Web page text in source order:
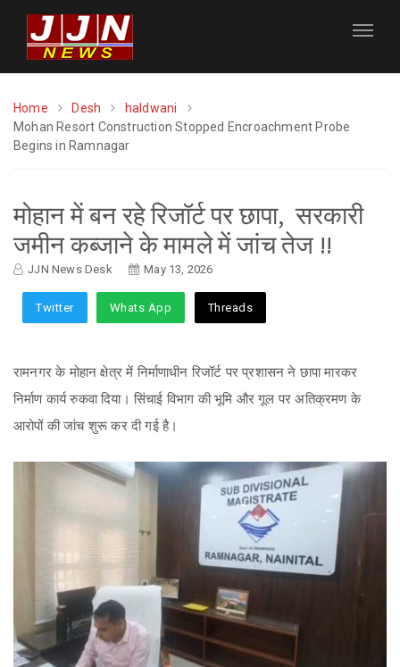
Home Desh
haldwani
Mohan Resort Construction Stopped Encroachment Probe
Begins in Ramnagar
मोहान में बन रहे रिजॉर्ट पर छापा, सरकारी
जमीन कब्जाने के मामले में जांच तेज !!
JJN News Desk May 13, 2026
Twitter Whats App Threads
रामनगर के मोहान क्षेत्र में निर्माणाधीन रिजॉर्ट पर प्रशासन ने छापा मारकर
निर्माण कार्य रुकवा दिया। सिंचाई विभाग की भूमि और गूल पर अतिक्रमण के
आरोपों की जांच शुरू कर दी गई है।